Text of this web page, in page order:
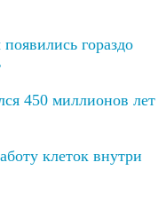
гораздо
450 миллионов лет
клеток внутри